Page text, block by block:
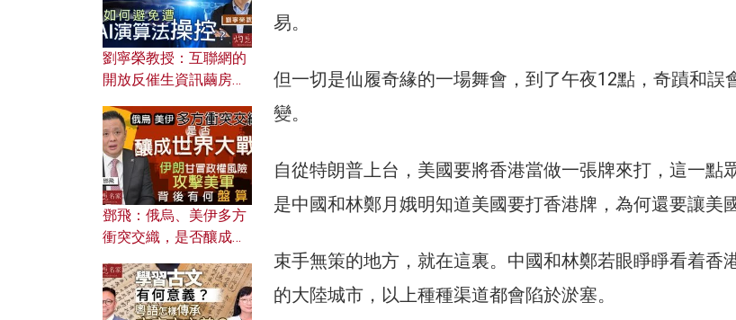
易。
但一切是仙履奇緣的一場舞會，到了午夜12點，奇蹟和誤
變。
自從特朗普上台，美國要將香港當做一張牌來打，這一點
是中國和林鄭月娥明知道美國要打香港牌，為何還要讓美
束手無策的地方，就在這裏。中國和林鄭若眼睜睜看着香
的大陸城市，以上種種渠道都會陷於淤塞。
劉寧榮教授：互聯網的
開放反催生資訊繭房，
何避免遭AI演算法操
控？
鄧飛：俄烏、美伊多方
衝突交織，是否釀成世
風險攻擊美軍，背後有
何盤算？